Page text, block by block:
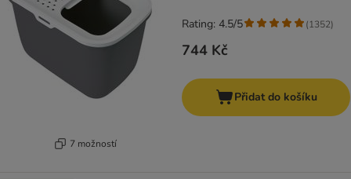
7 možností
744 Kč
Rating: 4.5/5 (1352)
Přidat do košíku